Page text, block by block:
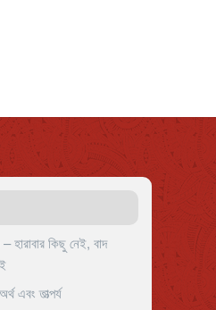
– হারাবার কিছু নেই, বাদ
এবং তাত্পর্য